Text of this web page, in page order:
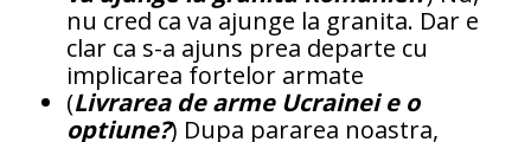
nu cred ca va ajunge la granita. Dar e
clar ca s-a ajuns prea departe cu
implicarea fortelor armate
(Livrarea de arme Ucrainei e o
optiune?) Dupa pararea noastra,